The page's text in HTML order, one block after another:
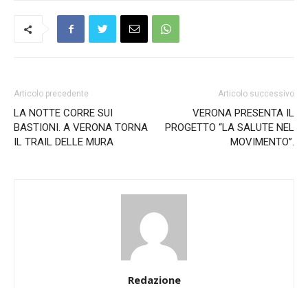
Articolo precedente
LA NOTTE CORRE SUI
BASTIONI. A VERONA TORNA
IL TRAIL DELLE MURA
Articolo successivo
VERONA PRESENTA IL
PROGETTO “LA SALUTE NEL
MOVIMENTO”.
Redazione